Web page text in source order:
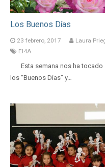
Los Buenos Días
23 febrero, 2017 Laura
EI4A
Esta semana nos ha tocado
los “Buenos Días” y…